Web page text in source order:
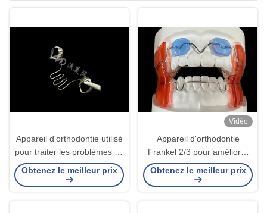
Appareil d'orthodontie utilisé
pour traiter les problèmes de
poussée de la langue et
aider à l'alignement correct
Obtenez le meilleur prix
Vidéo
Appareil d'orthodontie
Frankel 2/3 pour améliorer
l'alignement des mâchoires
chez les enfants en
Obtenez le meilleur prix